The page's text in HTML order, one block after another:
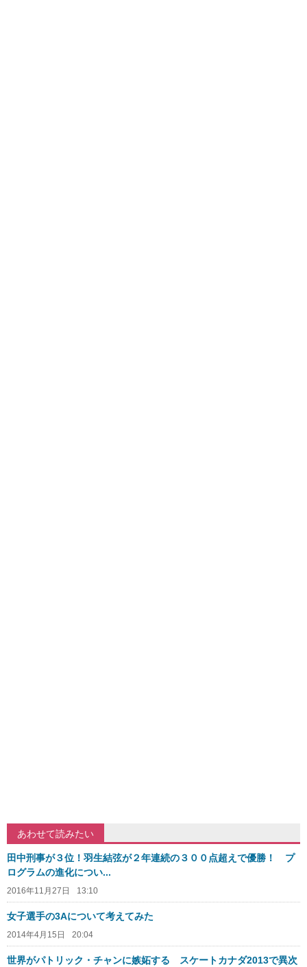
あわせて読みたい
田中刑事が３位！羽生結弦が２年連続の３００点超えで優勝！ プ
ログラムの進化につい...
2016年11月27日 13:10
女子選手の3Aについて考えてみた
2014年4月15日 20:04
世界がパトリック・チャンに嫉妬する スケートカナダ2013で異次